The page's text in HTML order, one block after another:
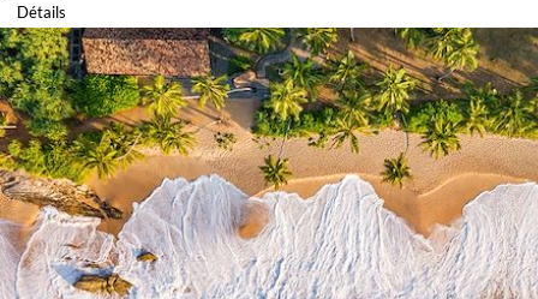
Mauritanie Mexique
Mongolie Monténégro
Mozambique Namibie
Népal Nicaragua
Norvège Nouvelle-Zélande
Haute Montagne Montagne
Neige Patrimoine et Nature
Terres Polaires Volcans
Détails